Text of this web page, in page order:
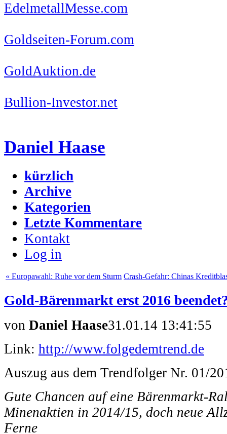
EdelmetallMesse.com
Goldseiten-Forum.com
GoldAuktion.de
Bullion-Investor.net
Daniel Haase
kürzlich
Archive
Kategorien
Letzte Kommentare
Kontakt
Log in
« Europawahl: Ruhe vor dem Sturm Crash-Gefahr: Chinas
Gold-Bärenmarkt erst 2016
von Daniel Haase31.01.14 13:41:55
Link: http://www.folgedemtrend.de
Auszug aus dem Trendfolger Nr. 01/
Gute Chancen auf eine Bärenmarkt-
Minenaktien in 2014/15, doch neue
Ferne